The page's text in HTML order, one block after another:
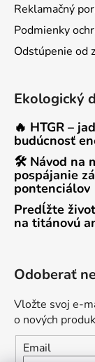
Reklamačný
Podmienky
Odstúpenie od
Ekologický
🔥 HTGR –
budúcnosť
🛠 Návod na
pospájanie
pontenciálov
Predĺžte
na titánovú
Odoberať
Vložte svoj e-
o nových
Email